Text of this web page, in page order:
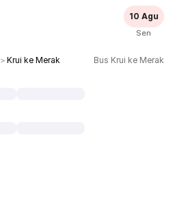
10 Agu
Sen
＞Krui ke Merak Bus Krui ke Merak